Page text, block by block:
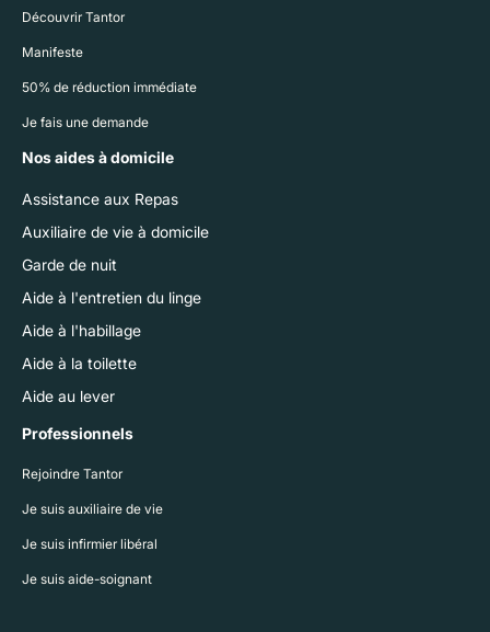
Découvrir Tantor
Manifeste
50% de réduction immédiate
Je fais une demande
Nos aides à domicile
Assistance aux Repas
Auxiliaire de vie à domicile
Garde de nuit
Aide à l'entretien du linge
Aide à l'habillage
Aide à la toilette
Aide au lever
Professionnels
Rejoindre Tantor
Je suis auxiliaire de vie
Je suis infirmier libéral
Je suis aide-soignant